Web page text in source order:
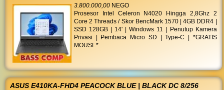
3.800.000,00 NEGO
Prosesor Intel Celeron N4020 Hingga 2,8Ghz 2
Core 2 Threads / Skor BencMark 1570 | 4GB DDR4 |
SSD 128GB | 14' | Windows 11 | Penutup Kamera
Privasi | Pembaca Micro SD | Type-C | *GRATIS
MOUSE*
ASUS E410KA-FHD4 PEACOCK BLUE | BLACK DC 8/256